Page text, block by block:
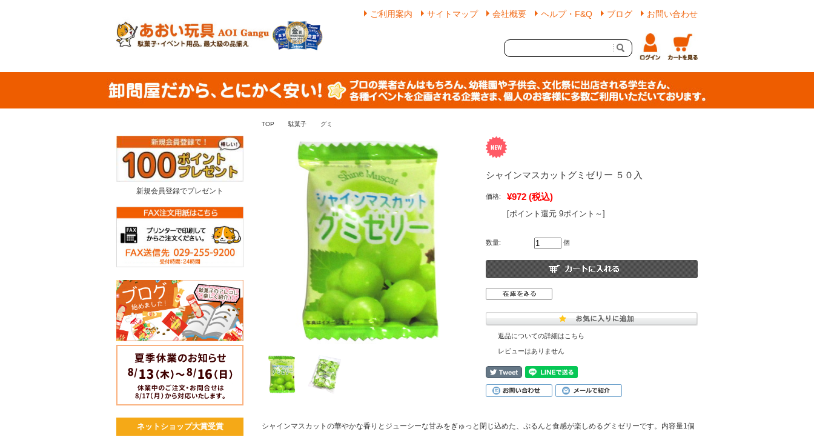
ご利用案内 サイトマップ 会社概要 ヘルプ・F&Q ブログ お問い合わせ
TOP 駄菓子 グミ
シャインマスカットグミゼリー ５０入
価格: ¥972 (税込)
[ポイント還元 9ポイント～]
数量: 個
返品についての詳細はこちら
レビューはありません
シャインマスカットの華やかな香りとジューシーな甘みをぎゅっと閉じ込めた、ぷるんと食感が楽しめるグミゼリーです。内容量1個
新規会員登録でプレゼント
ネットショップ大賞受賞